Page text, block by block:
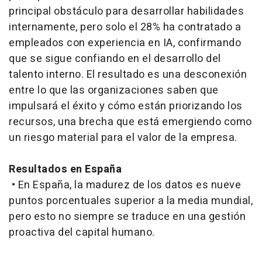
principal obstáculo para desarrollar habilidades
internamente, pero solo el 28% ha contratado a
empleados con experiencia en IA, confirmando
que se sigue confiando en el desarrollo del
talento interno. El resultado es una desconexión
entre lo que las organizaciones saben que
impulsará el éxito y cómo están priorizando los
recursos, una brecha que está emergiendo como
un riesgo material para el valor de la empresa.
Resultados en España
• En España, la madurez de los datos es nueve
puntos porcentuales superior a la media mundial,
pero esto no siempre se traduce en una gestión
proactiva del capital humano.